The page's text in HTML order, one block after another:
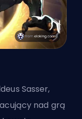
Sasser,
nad grą